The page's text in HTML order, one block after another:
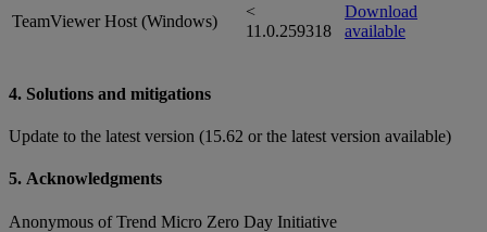
TeamViewer Host (Windows)
<
11.0.259318
Download
available
4. Solutions and mitigations
Update to the latest version (15.62 or the latest version available)
5. Acknowledgments
Anonymous of Trend Micro Zero Day Initiative